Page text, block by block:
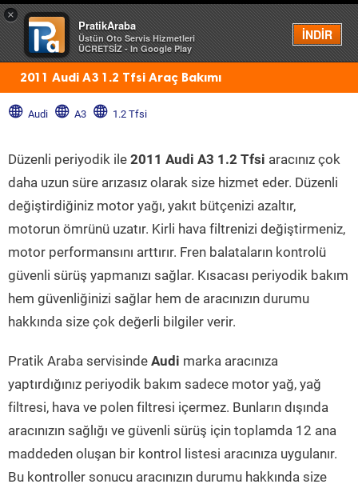
×
PratikAraba
Üstün Oto Servis Hizmetleri
ÜCRETSİZ - In Google Play
İNDİR
Menü
2011 Audi A3 1.2 Tfsi Araç Bakımı
Audi A3 1.2 Tfsi
Düzenli periyodik ile 2011 Audi A3 1.2 Tfsi aracınız çok
daha uzun süre arızasız olarak size hizmet eder. Düzenli
değiştirdiğiniz motor yağı, yakıt bütçenizi azaltır,
motorun ömrünü uzatır. Kirli hava filtrenizi değiştirmeniz,
motor performansını arttırır. Fren balataların kontrolü
güvenli sürüş yapmanızı sağlar. Kısacası periyodik bakım
hem güvenliğinizi sağlar hem de aracınızın durumu
hakkında size çok değerli bilgiler verir.
Pratik Araba servisinde Audi marka aracınıza
yaptırdığınız periyodik bakım sadece motor yağ, yağ
filtresi, hava ve polen filtresi içermez. Bunların dışında
aracınızın sağlığı ve güvenli sürüş için toplamda 12 ana
maddeden oluşan bir kontrol listesi aracınıza uygulanır.
Bu kontroller sonucu aracınızın durumu hakkında size